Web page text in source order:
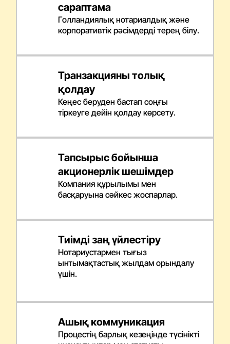
сараптама
Голландиялық нотариалдық және
корпоративтік рәсімдерді терең білу.
Транзакцияны толық
қолдау
Кеңес беруден бастап соңғы
тіркеуге дейін қолдау көрсету.
Тапсырыс бойынша
акционерлік шешімдер
Компания құрылымы мен
басқаруына сәйкес жоспарлар.
Тиімді заң үйлестіру
Нотариустармен тығыз
ынтымақтастық жылдам орындалу
үшін.
Ашық коммуникация
Процестің барлық кезеңінде түсінікті